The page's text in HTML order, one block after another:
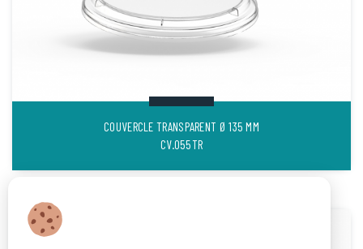
COUVERCLE TRANSPARENT Ø 135 MM
CV.055TR